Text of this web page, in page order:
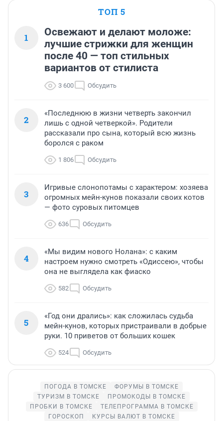
ТОП 5
1
Освежают и делают моложе:
лучшие стрижки для женщин
после 40 — топ стильных
вариантов от стилиста
3 600 Обсудить
2
«Последнюю в жизни четверть закончил
лишь с одной четверкой». Родители
рассказали про сына, который всю жизнь
боролся с раком
1 806 Обсудить
3
Игривые слонопотамы с характером: хозяева
огромных мейн-кунов показали своих котов
— фото суровых питомцев
636 Обсудить
4
«Мы видим нового Нолана»: с каким
настроем нужно смотреть «Одиссею», чтобы
она не выглядела как фиаско
582 Обсудить
5
«Год они дрались»: как сложилась судьба
мейн-кунов, которых пристраивали в добрые
руки. 10 приветов от больших кошек
524 Обсудить
ПОГОДА В ТОМСКЕ
ФОРУМЫ В ТОМСКЕ
ТУРИЗМ В ТОМСКЕ
ПРОМОКОДЫ В ТОМСКЕ
ПРОБКИ В ТОМСКЕ
ТЕЛЕПРОГРАММА В ТОМСКЕ
ГОРОСКОП
КУРСЫ ВАЛЮТ В ТОМСКЕ